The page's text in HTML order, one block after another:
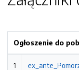
Ogłoszenie do
1